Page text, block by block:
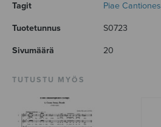
Tagit Piae Cantiones
Tuotetunnus S0723
Sivumäärä 20
TUTUSTU MYÖS